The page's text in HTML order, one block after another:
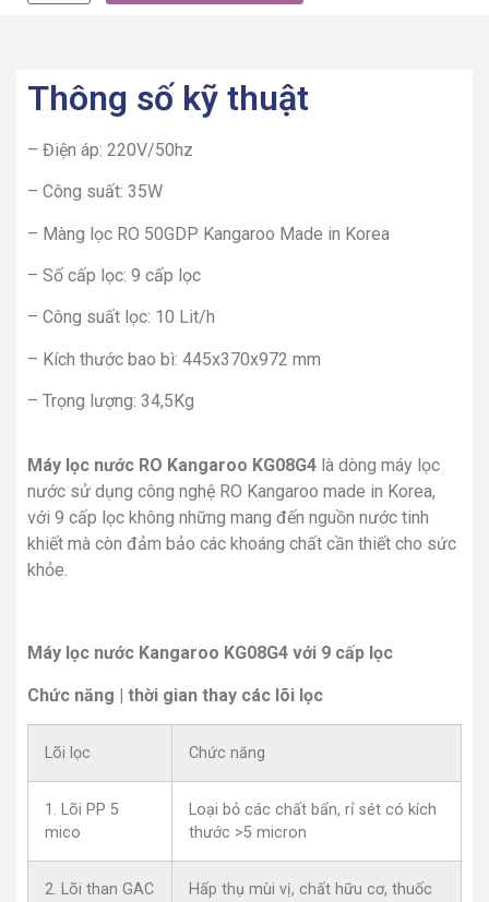
Thông số kỹ thuật
– Điện áp: 220V/50hz
– Công suất: 35W
– Màng lọc RO 50GDP Kangaroo Made in Korea
– Số cấp lọc: 9 cấp lọc
– Công suất lọc: 10 Lit/h
– Kích thước bao bì: 445x370x972 mm
– Trọng lượng: 34,5Kg
Máy lọc nước RO Kangaroo KG08G4 là dòng máy lọc
nước sử dụng công nghệ RO Kangaroo made in Korea,
với 9 cấp lọc không những mang đến nguồn nước tinh
khiết mà còn đảm bảo các khoáng chất cần thiết cho sức
khỏe.
Máy lọc nước Kangaroo KG08G4 với 9 cấp lọc
Chức năng | thời gian thay các lõi lọc
Lõi lọc Chức năng
1. Lõi PP 5
mico
Loại bỏ các chất bẩn, rỉ sét có kích
thước >5 micron
2. Lõi than GAC
Hấp thụ mùi vị, chất hữu cơ, thuốc